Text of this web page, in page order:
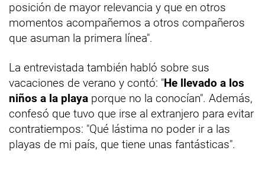
posición de mayor relevancia y que en otros
momentos acompañemos a otros compañeros
que asuman la primera línea".
La entrevistada también habló sobre sus
vacaciones de verano y contó: "He llevado a los
niños a la playa porque no la conocían". Además,
confesó que tuvo que irse al extranjero para evitar
contratiempos: "Qué lástima no poder ir a las
playas de mi país, que tiene unas fantásticas".